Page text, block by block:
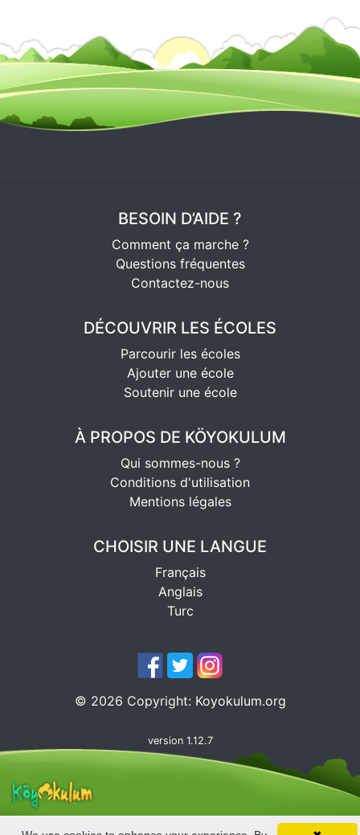
BESOIN D’AIDE ?
Comment ça marche ?
Questions fréquentes
Contactez-nous
DÉCOUVRIR LES ÉCOLES
Parcourir les écoles
Ajouter une école
Soutenir une école
À PROPOS DE KÖYOKULUM
Qui sommes-nous ?
Conditions d'utilisation
Mentions légales
CHOISIR UNE LANGUE
Français
Anglais
Turc
© 2026 Copyright: Koyokulum.org
version 1.12.7